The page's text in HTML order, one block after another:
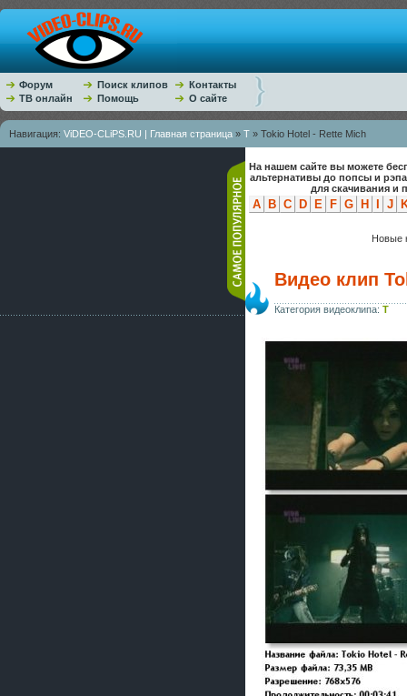
Форум Поиск клипов
Контакты
ТВ онлайн
Помощь О сайте
Навигация: ViDEO-CLiPS.RU | Главная страница » T » Tokio Hotel - Rette Mich
На нашем сайте вы можете
альтернативы до попсы и
для скачивания и
A B C D E F G H J
Новые
Видео клип
Категория видеоклипа: T